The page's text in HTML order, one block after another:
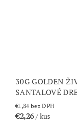
30G GOLDEN
SANTALOVÉ
€1,84 bez DPH
€2,26/ kus